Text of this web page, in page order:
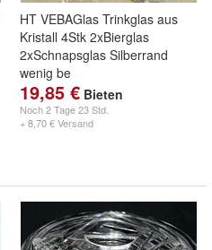
HT VEBAGlas Trinkglas aus
Kristall 4Stk 2xBierglas
2xSchnapsglas Silberrand
wenig be
19,85 € Bieten
Noch2 Tage 23 Std.
+ 8,70 € Versand